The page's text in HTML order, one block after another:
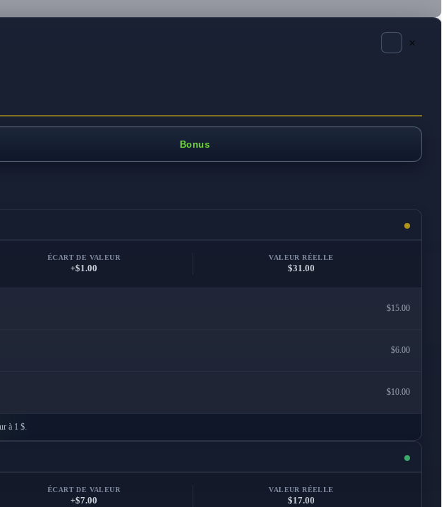
×
Bonus
ÉCART DE VALEUR
+$1.00
VALEUR RÉELLE
$31.00
$15.00
$6.00
$10.00
à 1 $.
ÉCART DE VALEUR
+$7.00
VALEUR RÉELLE
$17.00